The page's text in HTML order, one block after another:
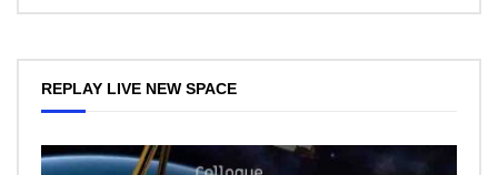
REPLAY LIVE NEW SPACE